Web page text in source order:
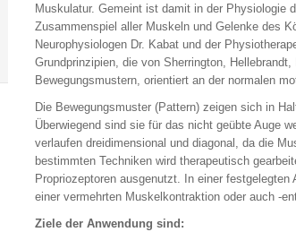
Muskulatur. Gemeint ist damit in der Physiologie
Zusammenspiel aller Muskeln und Gelenke des
Neurophysiologen Dr. Kabat und der
Grundprinzipien, die von Sherrington,
Bewegungsmustern, orientiert an der normalen
Die Bewegungsmuster (Pattern) zeigen sich in
Überwiegend sind sie für das nicht geübte Auge
verlaufen dreidimensional und diagonal, da die
bestimmten Techniken wird therapeutisch
Propriozeptoren ausgenutzt. In einer
einer vermehrten Muskelkontraktion oder auch -
Ziele der Anwendung sind: